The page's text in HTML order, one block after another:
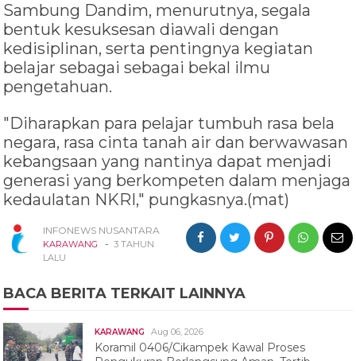
Sambung Dandim, menurutnya, segala
bentuk kesuksesan diawali dengan
kedisiplinan, serta pentingnya kegiatan
belajar sebagai sebagai bekal ilmu
pengetahuan.
"Diharapkan para pelajar tumbuh rasa bela
negara, rasa cinta tanah air dan berwawasan
kebangsaan yang nantinya dapat menjadi
generasi yang berkompeten dalam menjaga
kedaulatan NKRI," pungkasnya.(mat)
INFONEWS NUSANTARA
KARAWANG - 3 TAHUN
LALU
BACA BERITA TERKAIT LAINNYA
KARAWANG Aug 06, 2026
Koramil 0406/Cikampek Kawal Proses